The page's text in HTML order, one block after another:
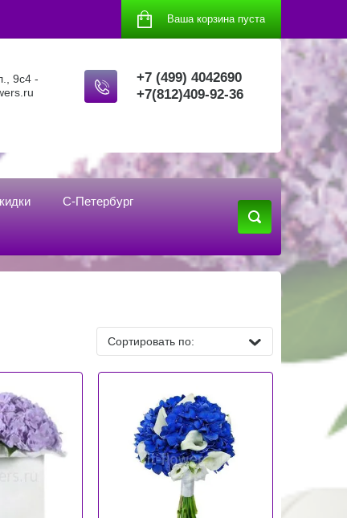
Ваша корзина пуста
+7 (499) 4042690
+7(812)409-92-36
9с4 -
С-Петербург
Сортировать по: